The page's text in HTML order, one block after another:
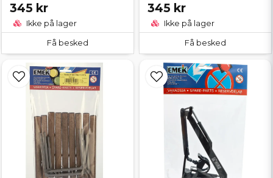
345 kr
Ikke på lager
Få besked
345 kr
Ikke på lager
Få besked